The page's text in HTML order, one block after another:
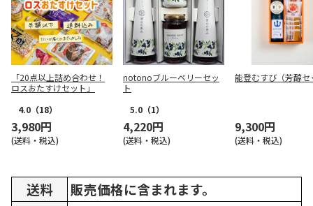
「20点以上詰め合わせ！
ロスおたすけセット」
4.0 （18）
3,980円
(送料・税込)
notonoブルーベリーセッ
ト
5.0 （1）
4,220円
(送料・税込)
能登むすび（芳醇セ
9,300円
(送料・税込)
送料
販売価格に含まれます。